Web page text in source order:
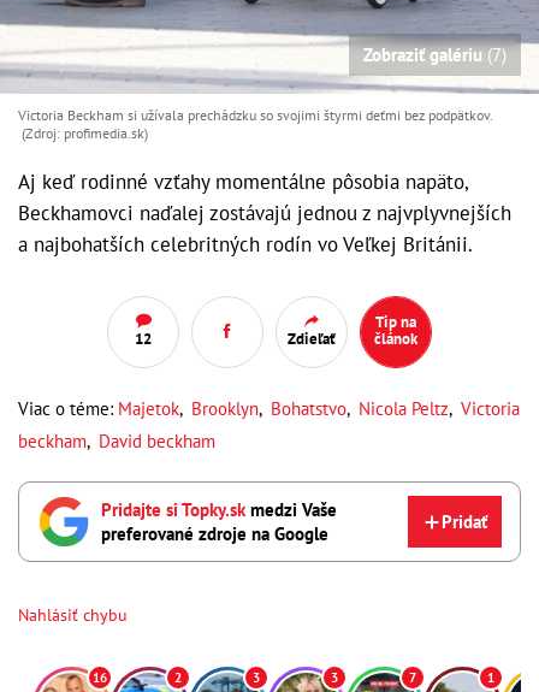
Zobraziť galériu (7)
Victoria Beckham si užívala prechádzku so svojimi štyrmi deťmi bez podpätkov.
(Zdroj: profimedia.sk)
Aj keď rodinné vzťahy momentálne pôsobia napäto,
Beckhamovci naďalej zostávajú jednou z najvplyvnejších
a najbohatších celebritných rodín vo Veľkej Británii.
12 Zdieľať
Tip na
článok
Viac o téme: Majetok, Brooklyn, Bohatstvo, Nicola Peltz, Victoria
beckham, David beckham
Pridajte si Topky.skmedzi Vaše
preferované zdroje na Google
Pridať
Nahlásiť chybu
16 2 3 3 7 1